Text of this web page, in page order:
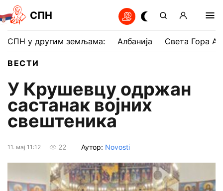
СПН
СПН у другим земљама: Албанија Света Гора
ВЕСТИ
У Крушевцу одржан
састанак војних
свештеника
11. мај 11:12 22 Аутор: Novosti